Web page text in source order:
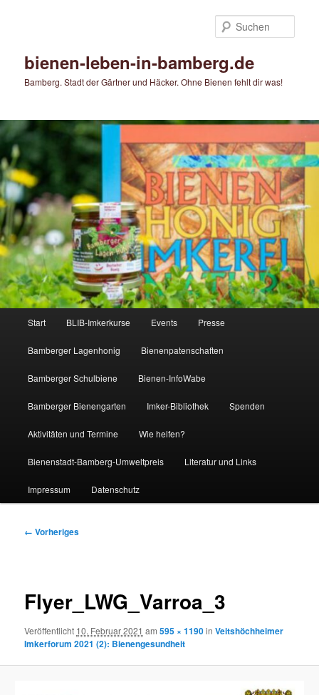
bienen-leben-in-bamberg.de
Bamberg. Stadt der Gärtner und Häcker. Ohne Bienen fehlt dir was!
Start BLIB-Imkerkurse Events Presse
Bamberger Lagenhonig Bienenpatenschaften
Bamberger Schulbiene Bienen-InfoWabe
Bamberger Bienengarten Imker-Bibliothek Spenden
Aktivitäten und Termine Wie helfen?
Bienenstadt-Bamberg-Umweltpreis Literatur und Links
Impressum Datenschutz
Bilder-
← Vorheriges
Flyer_LWG_Varroa_3
Veröffentlicht 10. Februar 2021 am595 × 1190inVeitshöchheimer
Imkerforum 2021 (2): Bienengesundheit